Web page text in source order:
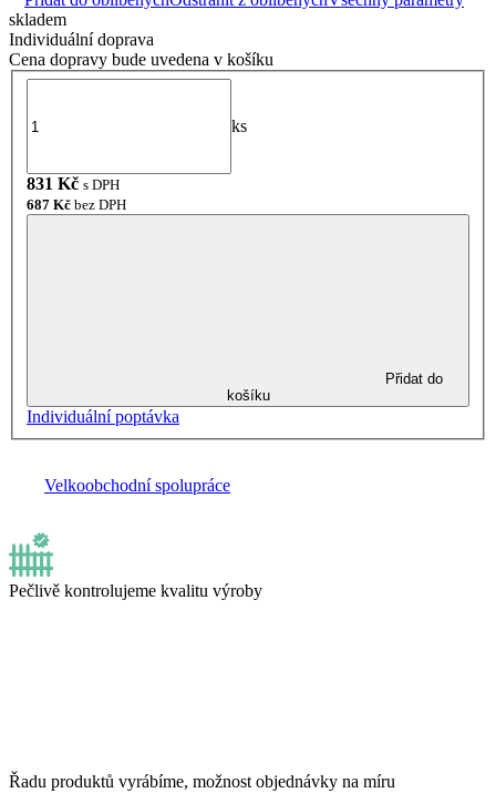
skladem
Individuální doprava
Cena dopravy bude uvedena v košíku
ks
831 Kč s DPH
687 Kč bez DPH
Přidat do
košíku
Individuální poptávka
Velkoobchodní spolupráce
Pečlivě kontrolujeme kvalitu výroby
Řadu produktů vyrábíme, možnost objednávky na míru